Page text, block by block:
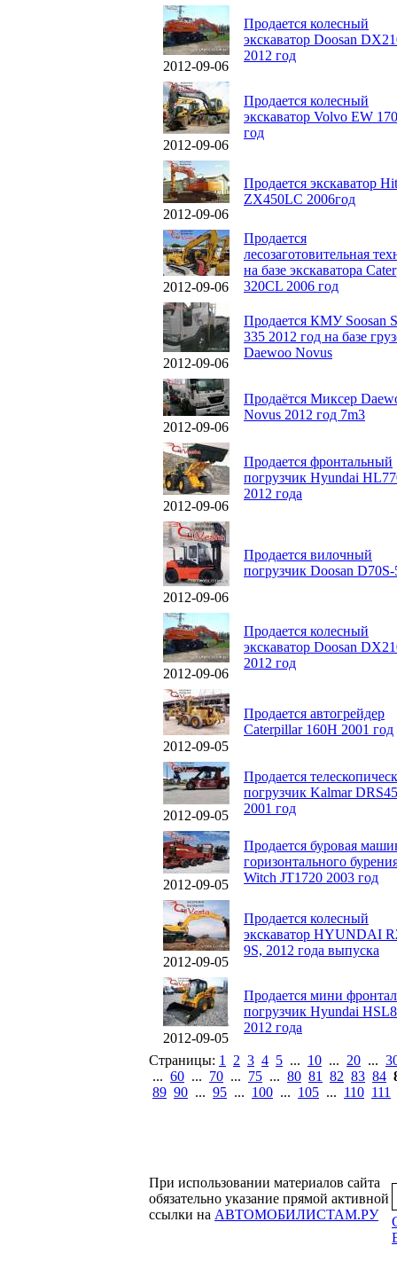
2012-09-06
Продается колесный
экскаватор Doosan
2012 год
2012-09-06
Продается колесный
экскаватор Volvo EW
год
2012-09-06
Продается экскаватор
ZX450LC 2006год
2012-09-06
Продается
лесозаготовительная
на базе экскаватора
320CL 2006 год
2012-09-06
Продается КМУ Soosan
335 2012 год на базе
Daewoo Novus
2012-09-06
Продаётся Миксер
Novus 2012 год 7m3
2012-09-06
Продается фронтальный
погрузчик Hyundai
2012 года
2012-09-06
Продается вилочный
погрузчик Doosan
2012-09-06
Продается колесный
экскаватор Doosan
2012 год
2012-09-05
Продается автогрейдер
Caterpillar 160H 2001 год
2012-09-05
Продается
погрузчик Kalmar
2001 год
2012-09-05
Продается буровая
горизонтального
Witch JT1720 2003 год
2012-09-05
Продается колесный
экскаватор HYUNDAI
9S, 2012 года выпуска
2012-09-05
Продается мини
погрузчик Hyundai
2012 года
Страницы: 1 2 3 4 5 ... 10 ... 20 ...
... 60 ... 70 ... 75 ... 80 81 82 83 84
89 90 ... 95 ... 100 ... 105 ... 110 111
При использовании материалов сайта
обязательно указание прямой активной
ссылки на АВТОМОБИЛИСТАМ.РУ